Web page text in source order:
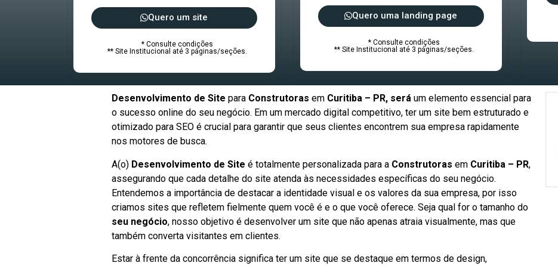
Quero um site
* Consulte condições
** Site Institucional até 3 páginas/seções.
Quero uma landing page
* Consulte condições
** Site Institucional até 3 páginas/seções.
Desenvolvimento de Site para Construtoras em Curitiba – PR, será um elemento essencial para
o sucesso online do seu negócio. Em um mercado digital competitivo, ter um site bem estruturado e
otimizado para SEO é crucial para garantir que seus clientes encontrem sua empresa rapidamente
nos motores de busca.
A(o) Desenvolvimento de Site é totalmente personalizada para a Construtoras em Curitiba – PR,
assegurando que cada detalhe do site atenda às necessidades específicas do seu negócio.
Entendemos a importância de destacar a identidade visual e os valores da sua empresa, por isso
criamos sites que refletem fielmente quem você é e o que você oferece. Seja qual for o tamanho do
seu negócio, nosso objetivo é desenvolver um site que não apenas atraia visualmente, mas que
também converta visitantes em clientes.
Estar à frente da concorrência significa ter um site que se destaque em termos de design,